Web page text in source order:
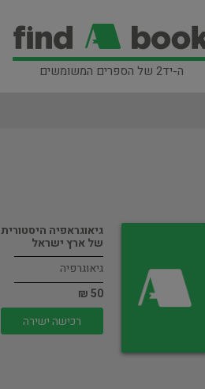
ה-יד2 של הספרים המשומשים
גיאוגראפיה היסטורית
של ארץ ישראל
גיאוגרפיה
50 ₪
רכישה ישירה